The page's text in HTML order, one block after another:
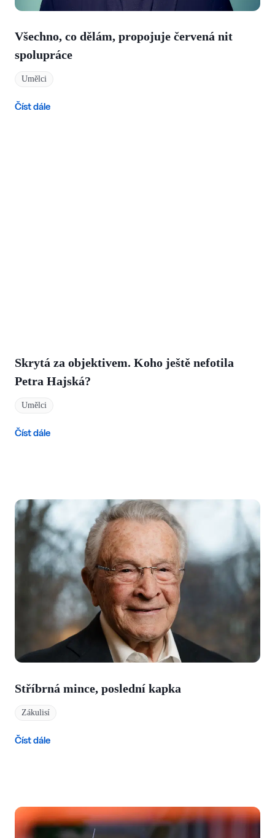
Všechno, co dělám, propojuje červená nit
spolupráce
Umělci
Číst dále
Skrytá za objektivem. Koho ještě nefotila
Petra Hajská?
Umělci
Číst dále
Stříbrná mince, poslední kapka
Zákulisí
Číst dále